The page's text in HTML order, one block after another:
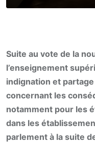
Suite au vote de la
l’enseignement
indignation et
concernant les
notamment pour les
dans les
parlement à la suite